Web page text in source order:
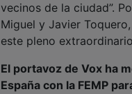
vecinos de la ciudad”.
Miguel y Javier
este pleno
El portavoz de Vox ha
España con la FEMP